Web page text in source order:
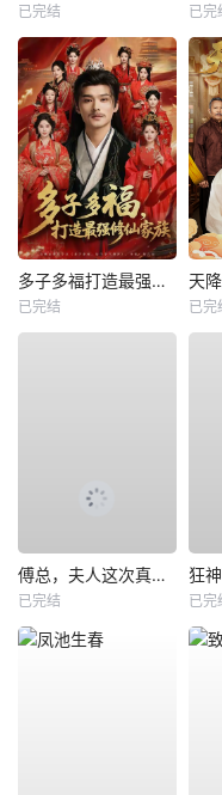
已完结 已完
多子多福打造最强修仙家族
已完结 已完
傅总，夫人这次真的死了
已完结
狂
已完